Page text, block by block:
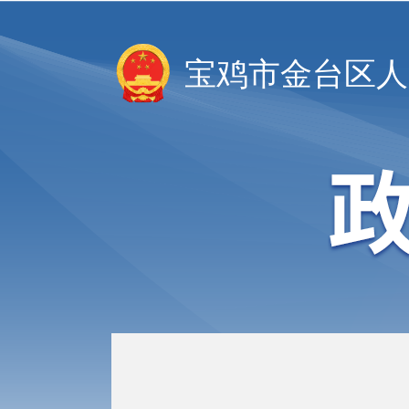
宝鸡市金台区